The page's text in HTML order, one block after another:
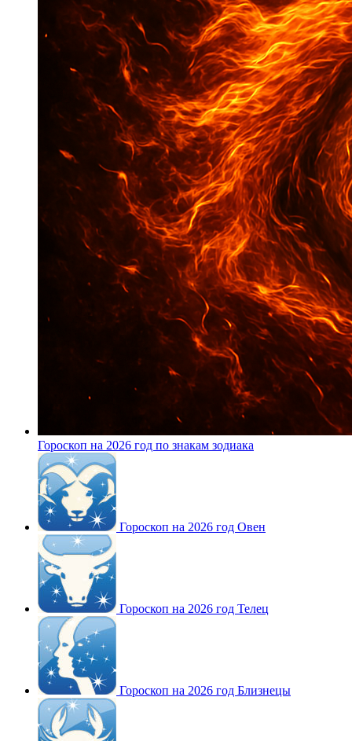
Гороскоп на 2026 год по знакам зодиака
Гороскоп на 2026 год Овен
Гороскоп на 2026 год Телец
Гороскоп на 2026 год Близнецы